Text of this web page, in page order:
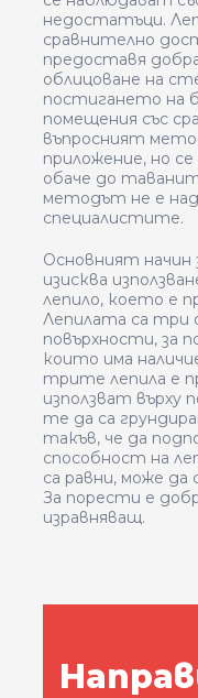
недостатъци.
сравнително
предоставя
облицоване на
постигането на
помещения със
въпросният
приложение, но
обаче до
методът не е
специалистите.
Основният
изисква
лепило, което е
Лепилата са три
повърхности, за
които има
трите лепила е
използват върху
те да са
такъв, че да
способност на
са равни, може да
За порести е
изравняващ.